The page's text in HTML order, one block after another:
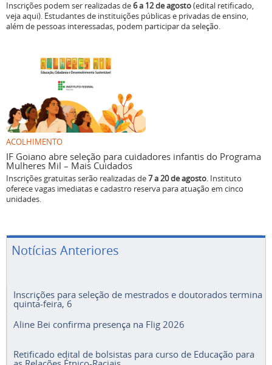
Inscrições podem ser realizadas de6 a 12 de agosto(edital retificado,
veja aqui). Estudantes de instituições públicas e privadas de ensino,
além de pessoas interessadas, podem participar da seleção.
ACOLHIMENTO
IF Goiano abre seleção para cuidadores infantis do Programa
Mulheres Mil – Mais Cuidados
Inscrições gratuitas serão realizadas de7 a 20 de agosto. Instituto
oferece vagas imediatas e cadastro reserva para atuação em cinco
unidades.
Notícias Anteriores
Inscrições para seleção de mestrados e doutorados termina
quinta-feira, 6
Aline Bei confirma presença na Flig 2026
Retificado edital de bolsistas para curso de Educação para